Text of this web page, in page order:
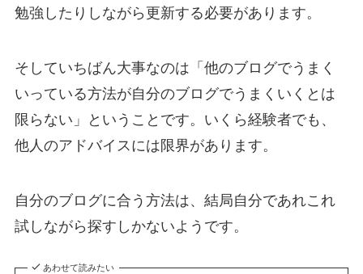
勉強したりしながら更新する必要があります。
そしていちばん大事なのは「他のブログでうまく
いっている方法が自分のブログでうまくいくとは
限らない」ということです。いくら経験者でも、
他人のアドバイスには限界があります。
自分のブログに合う方法は、結局自分であれこれ
試しながら探すしかないようです。
あわせて読みたい